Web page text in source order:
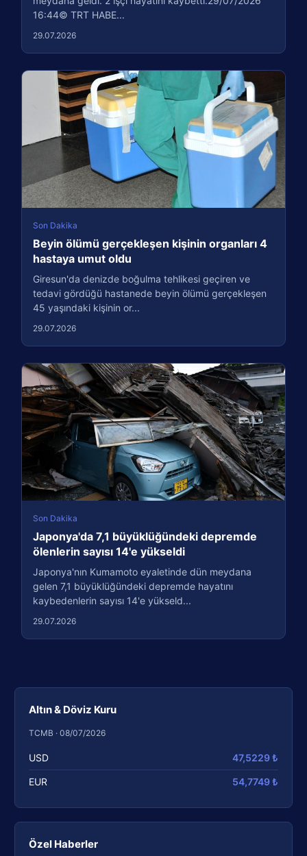
Altın & Döviz Kuru
TCMB · 08/07/2026
USD 47,5229 ₺
EUR 54,7749 ₺
Özel Haberler
16:44© TRT HABE...
29.07.2026
Son Dakika
Beyin ölümü gerçekleşen kişinin organları 4
hastaya umut oldu
Giresun'da denizde boğulma tehlikesi geçiren ve
tedavi gördüğü hastanede beyin ölümü gerçekleşen
45 yaşındaki kişinin or...
29.07.2026
Son Dakika
Japonya'da 7,1 büyüklüğündeki depremde
ölenlerin sayısı 14'e yükseldi
Japonya'nın Kumamoto eyaletinde dün meydana
gelen 7,1 büyüklüğündeki depremde hayatını
kaybedenlerin sayısı 14'e yükseld...
29.07.2026